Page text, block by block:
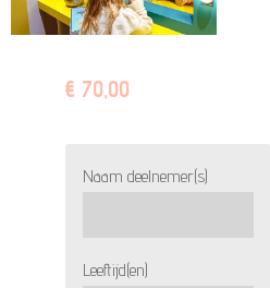
€ 70,00
Naam deelnemer(s)
Leeftijd(en)